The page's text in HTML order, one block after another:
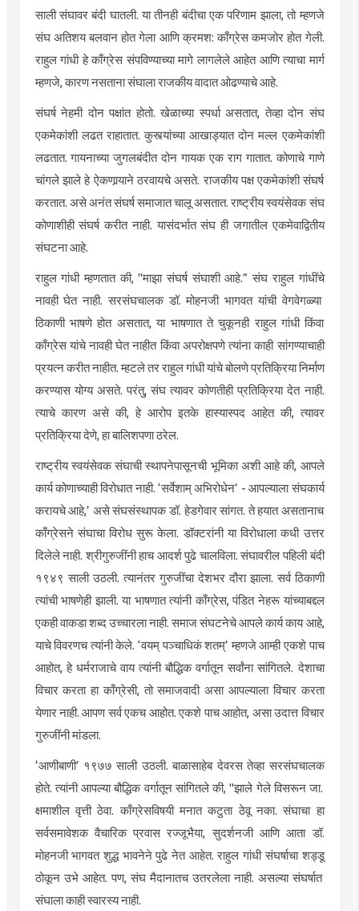
साली संघावर बंदीघातली. या तीनही बंदीचा एक परिणाम झाला, तो म्हणजे
संघ अतिशय बलवान होत गेला आणि क्रमश: काँग्रेस कमजोर होत गेली.
राहुल गांधी हे काँग्रेससंपविण्याच्यामागे लागलेले आहेत आणि त्याचा मार्ग
म्हणजे, कारण नसताना संघाला राजकीय वादात ओढण्याचे आहे.
संघर्ष नेहमी दोन पक्षांत होतो. खेळाच्या स्पर्धा असतात, तेव्हा दोन संघ
एकमेकांशी लढतराहातात. कुस्त्यांच्या आखाड्यात दोन मल्ल एकमेकांशी
लढतात.गायनाच्याजुगलबंदीत दोन गायक एक राग गातात. कोणाचे गाणे
चांगले झाले हेऐकणार्‍यानेठरवायचे असते. राजकीय पक्ष एकमेकांशी संघर्ष
करतात. असे अनंत संघर्ष समाजात चालू असतात. राष्ट्रीय स्वयंसेवक संघ
कोणाशीही संघर्ष करीत नाही.यासंदर्भातसंघ ही जगातीलएकमेवाद्वितीय
संघटना आहे.
राहुल गांधी म्हणतात की, "माझा संघर्ष संघाशी आहे.” संघ राहुलगांधींचे
नावही घेत नाही.सरसंघचालकडॉ.मोहनजीभागवत यांची वेगवेगळ्या
ठिकाणी भाषणे होत असतात, या भाषणात ते चुकूनही राहुल गांधी किंवा
काँग्रेस यांचे नावही घेत नाहीत किंवा अपरोक्षपणे त्यांना काही सांगण्याचाही
प्रयत्न करीत नाहीत. म्हटले तर राहुल गांधी यांचे बोलणे प्रतिक्रिया निर्माण
करण्यास योग्य असते. परंतु, संघ त्यावर कोणतीही प्रतिक्रिया देत नाही.
त्याचे कारण असे की, हे आरोप इतके हास्यास्पद आहेत की, त्यावर
प्रतिक्रिया देणे, हा बालिशपणा ठरेल.
राष्ट्रीय स्वयंसेवक संघाची स्थापनेपासूनची भूमिका अशी आहे की, आपले
कार्य कोणाच्याही विरोधात नाही. ‘सर्वेशाम्अभिरोधेन’ - आपल्यालासंघकार्य
करायचे आहे,’ असेसंघसंस्थापकडॉ. हेडगेवार सांगत. ते हयात असतानाच
काँग्रेसने संघाचा विरोध सुरू केला.डॉक्टरांनीया विरोधाला कधी उत्तर
दिलेले नाही.श्रीगुरुजींनीहाच आदर्श पुढे चालविला. संघावरील पहिली बंदी
१९४९ साली उठली. त्यानंतर गुरुजींचादेशभरदौरा झाला. सर्व ठिकाणी
त्यांची भाषणेही झाली. या भाषणात त्यांनी काँग्रेस, पंडित नेहरू यांच्याबद्दल
एकही वाकडा शब्द उच्चारला नाही. समाज संघटनेचे आपले कार्य काय आहे,
याचे विवरणच त्यांनी केले. ‘वयम् पञ्चाधिकं शतम्’ म्हणजे आम्ही एकशे पाच
आहोत, हे धर्मराजाचेवायत्यांनी बौद्धिक वर्गातून सर्वांनासांगितले. देशाचा
विचार करता हाकाँग्रेसी, तोसमाजवादीअसा आपल्याला विचार करता
येणार नाही. आपण सर्व एकच आहोत. एकशे पाच आहोत, असा उदात्त विचार
गुरुजींनी मांडला.
‘आणीबाणी’ १९७७ साली उठली.बाळासाहेब देवरसतेव्हासरसंघचालक
होते. त्यांनी आपल्या बौद्धिक वर्गातूनसांगितलेकी, "झाले गेले विसरून जा.
क्षमाशील वृत्ती ठेवा.काँग्रेसविषयीमनात कटुता ठेवू नका. संघाचा हा
सर्वसमावेशकवैचारिक प्रवासरज्जूभैया,सुदर्शनजीआणि आता डॉ.
मोहनजीभागवत शुद्ध भावनेने पुढे नेत आहेत. राहुल गांधी संघर्षाचाशड्डू
ठोकून उभे आहेत. पण, संघ मैदानातच उतरलेला नाही. असल्या संघर्षात
संघाला काही स्वारस्य नाही.